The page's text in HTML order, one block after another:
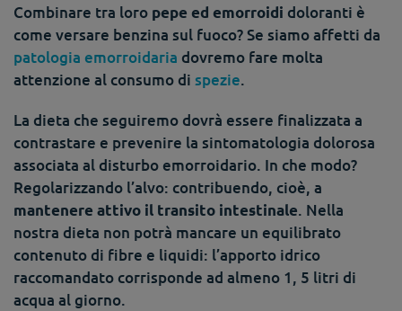
Combinare tra loro pepe ed emorroidi doloranti è
come versare benzina sul fuoco? Se siamo affetti da
patologia emorroidaria dovremo fare molta
attenzione al consumo di spezie.
La dieta che seguiremo dovrà essere finalizzata a
contrastare e prevenire la sintomatologia dolorosa
associata al disturbo emorroidario. In che modo?
Regolarizzando l’alvo: contribuendo, cioè, a
mantenere attivo il transito intestinale. Nella
nostra dieta non potrà mancare un equilibrato
contenuto di fibre e liquidi: l’apporto idrico
raccomandato corrisponde ad almeno 1, 5 litri di
acqua al giorno.